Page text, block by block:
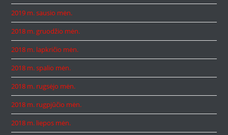
2019 m. sausio mėn.
2018 m. gruodžio mėn.
2018 m. lapkričio mėn.
2018 m. spalio mėn.
2018 m. rugsėjo mėn.
2018 m. rugpjūčio mėn.
2018 m. liepos mėn.